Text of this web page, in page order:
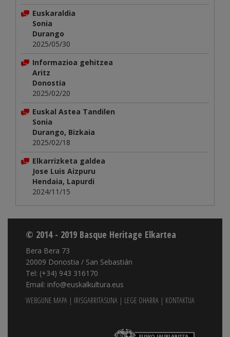
Euskaraldia
Sonia
Durango
2025/05/30
Informazioa gehitzea
Aritz
Donostia
2025/02/20
Euskal Astea Tandilen
Sonia
Durango, Bizkaia
2025/02/18
Elkarrizketa galdea
Jose Luis Aizpuru
Hendaia, Lapurdi
2024/11/15
© 2014 - 2019 Basque Heritage Elkartea
Bera Bera 73
20009 Donostia / San Sebastián
Tel: (+34) 943 316170
Email: info@euskalkultura.eus
WEBGUNE MAPA | IRISGARRITASUNA | LEGE OHARRA | KONTAKTUA